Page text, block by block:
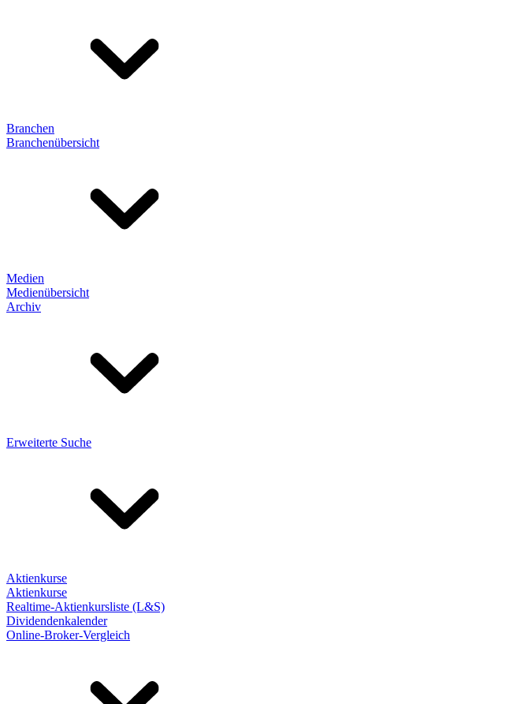
Branchen
Branchenübersicht
Medien
Medienübersicht
Archiv
Erweiterte Suche
Aktienkurse
Aktienkurse
Realtime-Aktienkursliste (L&S)
Dividendenkalender
Online-Broker-Vergleich